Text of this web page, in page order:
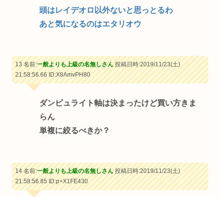
頭はレイデオロ以外ないと思っとるわ
あと気になるのはエタリオウ
13 名前:一般よりも上級の名無しさん投稿日時:2019/11/23(土)
21:58:56.66ID:X8AmvPH80
ダンビュライト軸は決まったけど買い方きま
らん
単複に絞るべきか？
14 名前:一般よりも上級の名無しさん投稿日時:2019/11/23(土)
21:58:56.85ID:p+X1FE430